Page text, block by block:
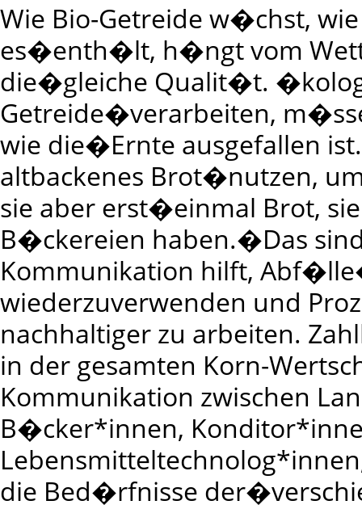
Wie Bio-Getreide w�chst,
es�enth�lt, h�ngt vom
die�gleiche Qualit�t.
Getreide�verarbeiten,
wie die�Ernte ausgefallen
altbackenes Brot�nutzen,
sie aber erst�einmal Brot,
B�ckereien haben.�Das
Kommunikation hilft,
wiederzuverwenden und
nachhaltiger zu arbeiten.
in der gesamten Korn-
Kommunikation zwischen
B�cker*innen,
die Bed�rfnisse